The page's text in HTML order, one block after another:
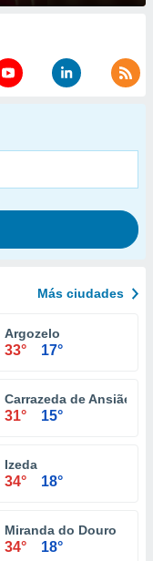
Más ciudades
Argozelo
33° 17°
Carrazeda de Ansiães
31° 15°
Izeda
34° 18°
Miranda do Douro
34° 18°